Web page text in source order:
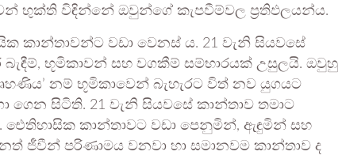
භුක්ති විඳින්නේ ඔවුන්ගේ කැපවීම්වල ප්‍රතිඵලයන්ය.
කාන්තාවන්ට වඩා වෙනස් ය. 21 වැනි සියවසේ
භූමිකාවන් සහ වගකීම් සම්භාරයක් උසුලයි. ඔවුහු
නම් භූමිකාවෙන් බැහැරට විත් නව යුගයට
සිටිති. 21 වැනි සියවසේ කාන්තාව තමාට
කාන්තාවට වඩා පෙනුමින්, ඇඳුමින් සහ
ජීවීන් පරිණාමය වනවා හා සමානවම කාන්තාව ද